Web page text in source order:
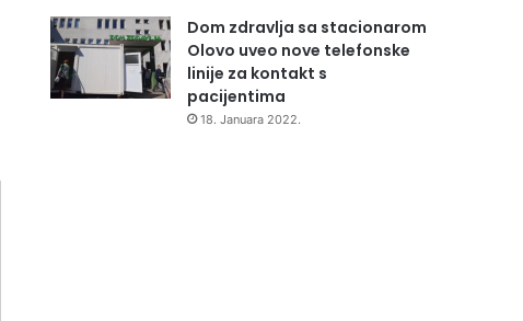
Dom zdravlja sa stacionarom
Olovo uveo nove telefonske
linije za kontakt s
pacijentima
18. Januara 2022.